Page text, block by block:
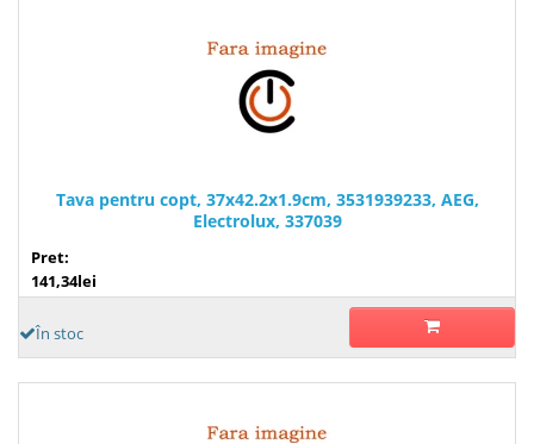
Tava pentru copt, 37x42.2x1.9cm, 3531939233, AEG,
Electrolux, 337039
Pret:
141,34lei
În stoc